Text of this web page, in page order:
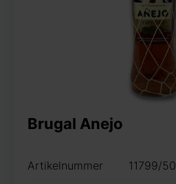
Brugal Anejo
Artikelnummer 11799/50